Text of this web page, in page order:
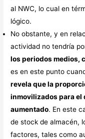
al NWC, lo cual en
lógico.
No obstante, y en
actividad no tendría
los periodos medios,
es en este punto
revela que la
inmovilizados para el
aumentado. En este
de stock de almacén,
factores, tales como